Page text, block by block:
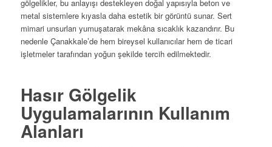
gölgelikler, bu anlayışı destekleyen doğal yapısıyla beton ve
metal sistemlere kıyasla daha estetik bir görüntü sunar. Sert
mimari unsurları yumuşatarak mekâna sıcaklık kazandırır. Bu
nedenle Çanakkale’de hem bireysel kullanıcılar hem de ticari
işletmeler tarafından yoğun şekilde tercih edilmektedir.
Hasır Gölgelik
Uygulamalarının Kullanım
Alanları